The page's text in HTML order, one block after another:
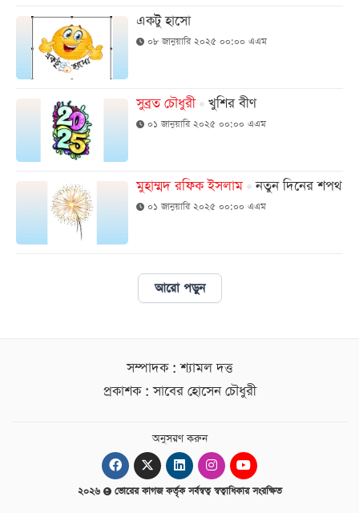
একটু হাসো
০৮ জানুয়ারি ২০২৫ ০০:০০ এএম
সুব্রত চৌধুরী খুশির বীণ
০১ জানুয়ারি ২০২৫ ০০:০০ এএম
মুহাম্মদ রফিক ইসলাম নতুন দিনের শপথ
০১ জানুয়ারি ২০২৫ ০০:০০ এএম
আরো পড়ুন
সম্পাদক : শ্যামল দত্ত
প্রকাশক : সাবের হোসেন চৌধুরী
অনুসরণ করুন
২০২৬ ভোরের কাগজ কর্তৃক সর্বস্বত্ব স্বত্বাধিকার সংরক্ষিত